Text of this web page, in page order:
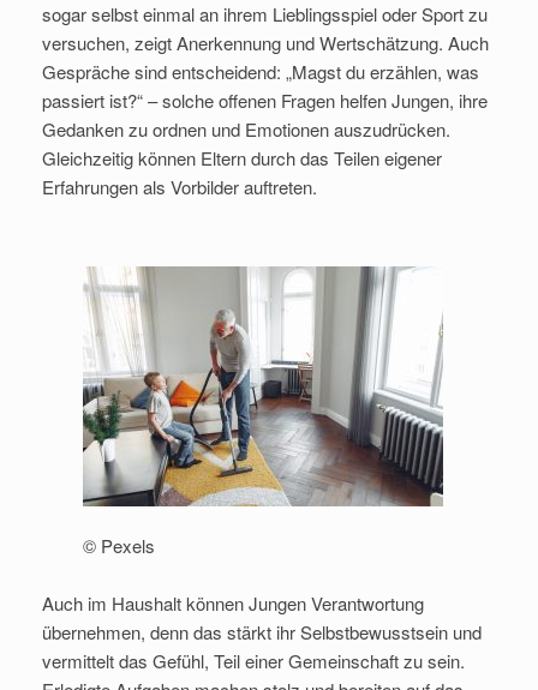
sogar selbst einmal an ihrem Lieblingsspiel oder Sport zu
versuchen, zeigt Anerkennung und Wertschätzung. Auch
Gespräche sind entscheidend: „Magst du erzählen, was
passiert ist?“ – solche offenen Fragen helfen Jungen, ihre
Gedanken zu ordnen und Emotionen auszudrücken.
Gleichzeitig können Eltern durch das Teilen eigener
Erfahrungen als Vorbilder auftreten.
© Pexels
Auch im Haushalt können Jungen Verantwortung
übernehmen, denn das stärkt ihr Selbstbewusstsein und
vermittelt das Gefühl, Teil einer Gemeinschaft zu sein.